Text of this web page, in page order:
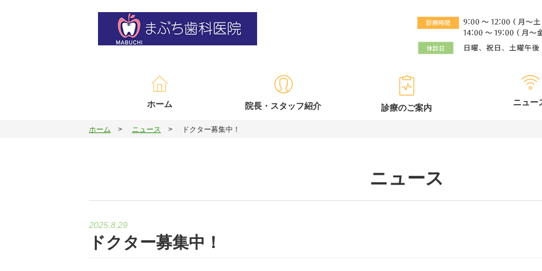
ホーム 院長・スタッフ紹介 診療のご案内
ニュー
ホーム ニュース ドクター募集中！
ニュース
2025.8.29
ドクター募集中！